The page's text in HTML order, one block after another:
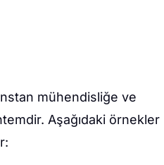
mühendisliğe ve
Aşağıdaki örnekler